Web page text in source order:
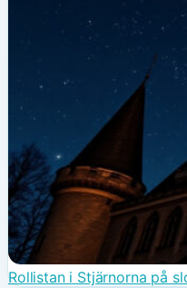
Rollistan i Stjärnorna på